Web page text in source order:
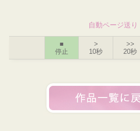
自動ページ送り
■
停止
>
10秒
>>
20秒